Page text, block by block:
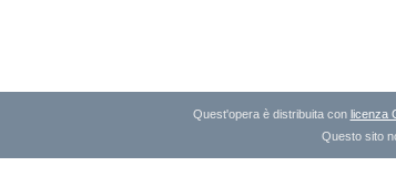
Quest'opera è distribuita con licenza
Questo sito